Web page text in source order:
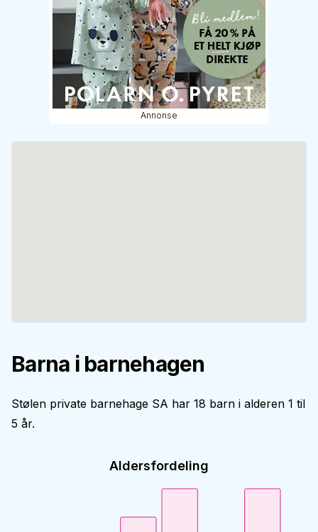
Annonse
Barna i barnehagen
Stølen private barnehage SA har 18 barn i alderen 1 til
5 år.
Aldersfordeling